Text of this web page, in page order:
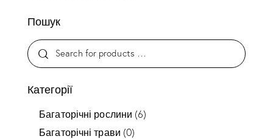
Пошук
Категорії
Багаторічні рослини (6)
Багаторічні трави (0)